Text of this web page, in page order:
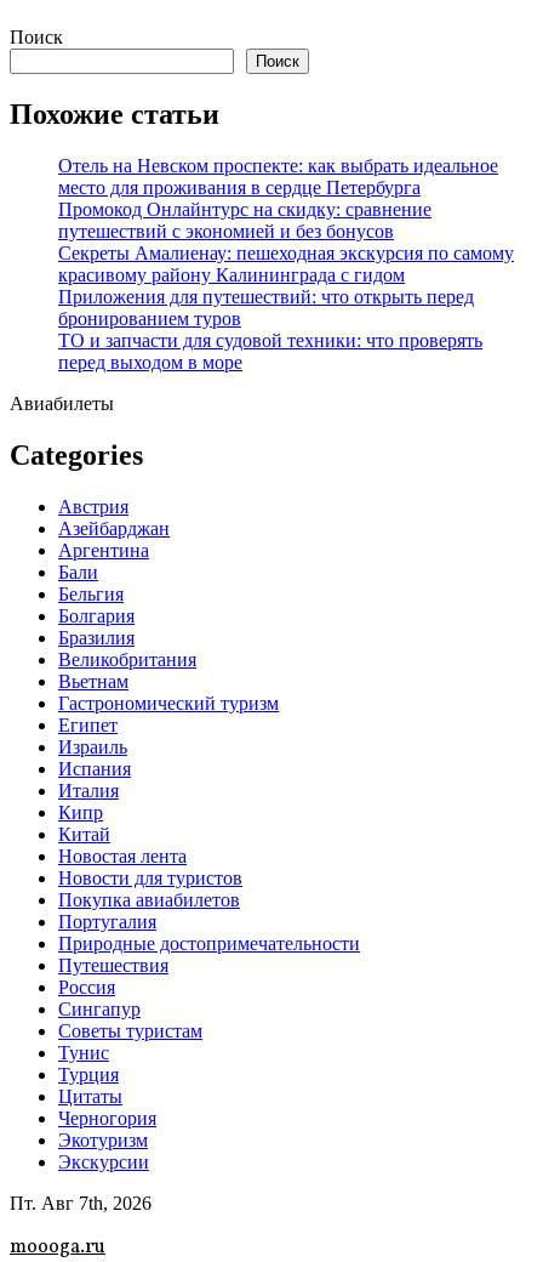
Перейти
содержимому
Поиск
Поиск
Похожие статьи
Отель на Невском проспекте: как выбрать идеальное
место для проживания в сердце Петербурга
Промокод Онлайнтурс на скидку: сравнение
путешествий с экономией и без бонусов
Секреты Амалиенау: пешеходная экскурсия по самому
красивому району Калининграда с гидом
Приложения для путешествий: что открыть перед
бронированием туров
ТО и запчасти для судовой техники: что проверять
перед выходом в море
Авиабилеты
Categories
Австрия
Азейбарджан
Аргентина
Бали
Бельгия
Болгария
Бразилия
Великобритания
Вьетнам
Гастрономический туризм
Египет
Израиль
Испания
Италия
Кипр
Китай
Новостая лента
Новости для туристов
Покупка авиабилетов
Португалия
Природные достопримечательности
Путешествия
Россия
Сингапур
Советы туристам
Тунис
Турция
Цитаты
Черногория
Экотуризм
Экскурсии
Пт. Авг 7th, 2026
moooga.ru